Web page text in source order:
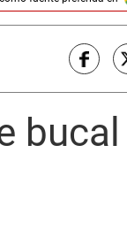
bucal